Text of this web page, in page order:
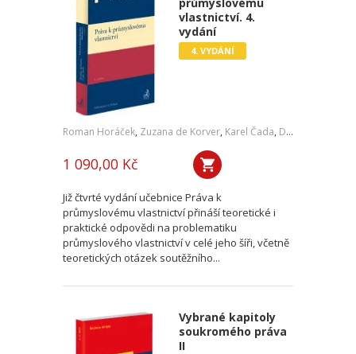
vlastnictví. 4.
vydání
4. VYDÁNÍ
Roman Horáček, Zuzana de Korver, Karel Čada, Daniel Patěk
1 090,00 Kč
Již čtvrté vydání učebnice Práva k
průmyslovému vlastnictví přináší teoretické i
praktické odpovědi na problematiku
průmyslového vlastnictví v celé jeho šíři, včetně
teoretických otázek soutěžního...
Vybrané kapitoly
soukromého práva
II